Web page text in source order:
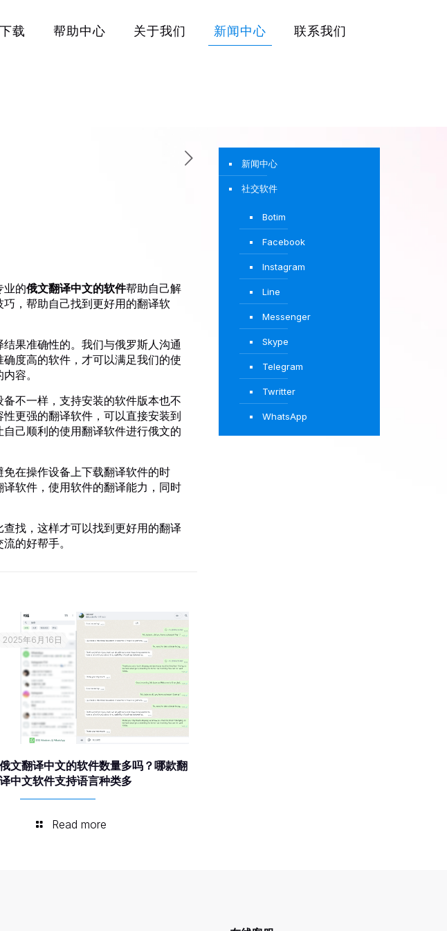
载 帮助中心 关于我们 新闻中心 联系我们
业的俄文翻译中文的软件帮助自己解
，帮助自己找到更好用的翻译软
果准确性的。我们与俄罗斯人沟通
度高的软件，才可以满足我们的使
容。
不一样，支持安装的软件版本也不
更强的翻译软件，可以直接安装到
己顺利的使用翻译软件进行俄文的
在操作设备上下载翻译软件的时
软件，使用软件的翻译能力，同时
找，这样才可以找到更好用的翻译
的好帮手。
2025年6月16日
俄文翻译中文的软件数量多吗？哪款翻
译中文软件支持语言种类多
Read more
新闻中心
社交软件
Botim
Facebook
Instagram
Line
Messenger
Skype
Telegram
Twritter
WhatsApp